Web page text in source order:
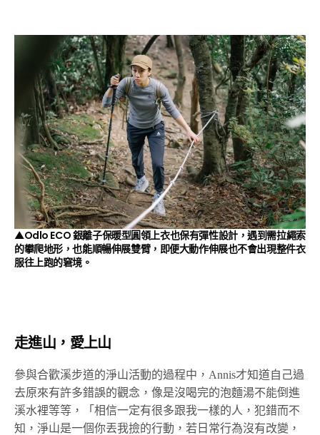
▲Odlo ECO 銀離子保暖型圓領上衣也保有彈性設計，遇到需拉繩索
的攀爬地形，也能順暢伸展雙臂，即便大動作伸展也不會出現整件衣
服往上跑的窘境。
走進山，愛上山
參與合歡溪步道的淨山活動的過程中，Annis才知道自己過
去原來有許多錯誤的觀念，像是沒喝完的泡麵湯不能倒進
溪水裡等等，「相信一定有很多跟我一樣的人，犯錯而不
知，淨山是一個你丟我撿的行動，若日常行為沒有改變，